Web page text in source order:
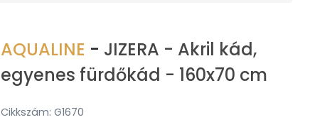
AQUALINE - JIZERA - Akril kád,
egyenes fürdőkád - 160x70 cm
Cikkszám: G1670